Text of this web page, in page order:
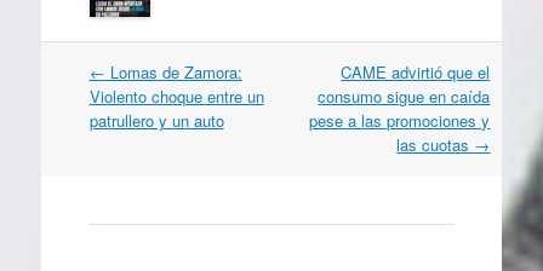
Navegación
por
artículos
← Lomas de Zamora:
Violento choque entre un
patrullero y un auto
CAME advirtió que el
consumo sigue en caída
pese a las promociones y
las cuotas →